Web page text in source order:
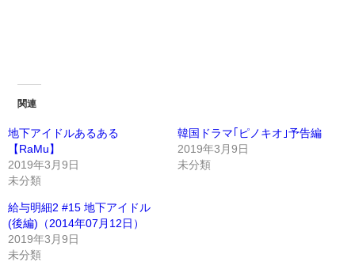
関連
地下アイドルあるある
【RaMu】
2019年3月9日
未分類
韓国ドラマ｢ピノキオ｣予告編
2019年3月9日
未分類
給与明細2 #15 地下アイドル
(後編)（2014年07月12日）
2019年3月9日
未分類